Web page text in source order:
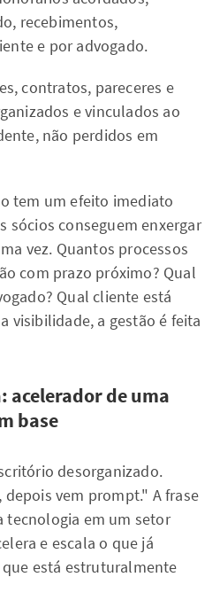
recebimentos,
e por advogado.
contratos, pareceres e
e vinculados ao
não perdidos em
tem um efeito imediato
sócios conseguem enxergar
vez. Quantos processos
com prazo próximo? Qual
Qual cliente está
visibilidade, a gestão é feita
acelerador de uma
base
desorganizado.
vem prompt." A frase
tecnologia em um setor
e escala o que já
está estruturalmente